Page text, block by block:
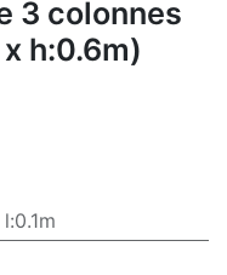
3 colonnes
h:0.6m)